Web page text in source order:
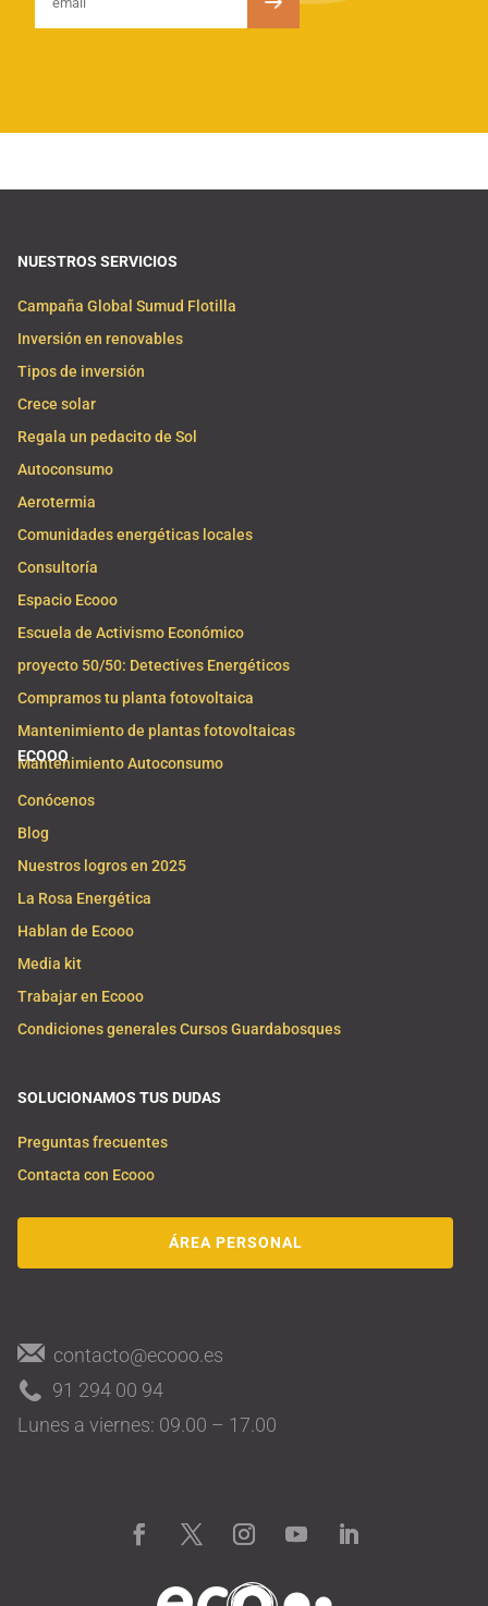
NUESTROS SERVICIOS
Campaña Global Sumud Flotilla
Inversión en renovables
Tipos de inversión
Crece solar
Regala un pedacito de Sol
Autoconsumo
Aerotermia
Comunidades energéticas locales
Consultoría
Espacio Ecooo
Escuela de Activismo Económico
proyecto 50/50: Detectives Energéticos
Compramos tu planta fotovoltaica
Mantenimiento de plantas fotovoltaicas
Mantenimiento Autoconsumo
ECOOO
Conócenos
Blog
Nuestros logros en 2025
La Rosa Energética
Hablan de Ecooo
Media kit
Trabajar en Ecooo
Condiciones generales Cursos Guardabosques
SOLUCIONAMOS TUS DUDAS
Preguntas frecuentes
Contacta con Ecooo
ÁREA PERSONAL
contacto@ecooo.es
91 294 00 94
Lunes a viernes: 09.00 – 17.00